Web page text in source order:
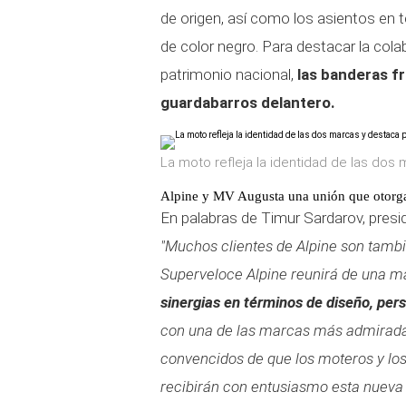
de origen, así como los asientos en
de color negro. Para destacar la
patrimonio nacional, las banderas
guardabarros delantero.
La moto refleja la identidad de las dos
Alpine y MV Augusta una unión que
En palabras de Timur Sardarov,
"Muchos clientes de Alpine son
Superveloce Alpine reunirá de una
sinergias en términos de diseño,
con una de las marcas más
convencidos de que los moteros y
recibirán con entusiasmo esta